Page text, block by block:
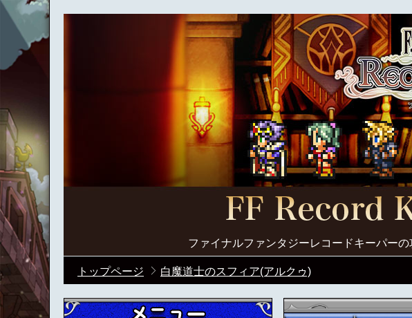
ファイナルファンタジーレコードキーパー
トップページ 白魔道士のスフィア(アルクゥ)